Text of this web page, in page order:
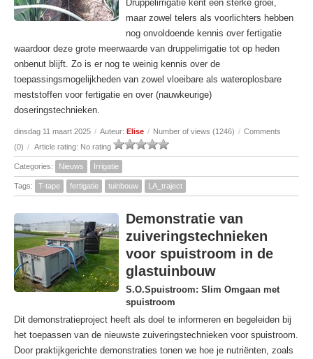
Druppelirrigatie kent een sterke groei,
maar zowel telers als voorlichters hebben
nog onvoldoende kennis over fertigatie
waardoor deze grote meerwaarde van druppelirrigatie tot op heden
onbenut blijft. Zo is er nog te weinig kennis over de
toepassingsmogelijkheden van zowel vloeibare als wateroplosbare
meststoffen voor fertigatie en over (nauwkeurige)
doseringstechnieken.
dinsdag 11 maart 2025 / Auteur: Elise / Number of views (1246) / Comments
(0) / Article rating: No rating
Categories: Nieuws Irrigatie
Tags: T-tape fertigatie tuinbouw LA_traject
Demonstratie van
zuiveringstechnieken
voor spuistroom in de
glastuinbouw
S.O.Spuistroom: Slim Omgaan met
spuistroom
Dit demonstratieproject heeft als doel te informeren en begeleiden bij
het toepassen van de nieuwste zuiveringstechnieken voor spuistroom.
Door praktijkgerichte demonstraties tonen we hoe je nutriënten, zoals